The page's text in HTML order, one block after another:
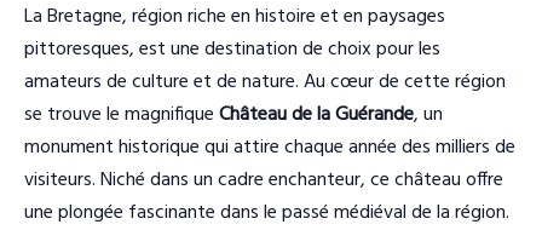
La Bretagne, région riche en histoire et en paysages
pittoresques, est une destination de choix pour les
amateurs de culture et de nature. Au cœur de cette région
se trouve le magnifiqueChâteau de la Guérande, un
monument historique qui attire chaque année des milliers de
visiteurs. Niché dans un cadre enchanteur, ce château offre
une plongée fascinante dans le passé médiéval de la région.